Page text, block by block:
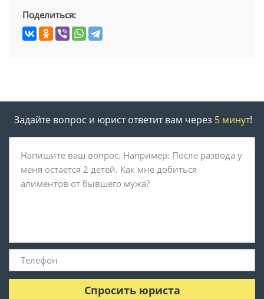
Поделиться:
Задайте вопрос и юрист ответит вам через 5 минут!
Спросить юриста